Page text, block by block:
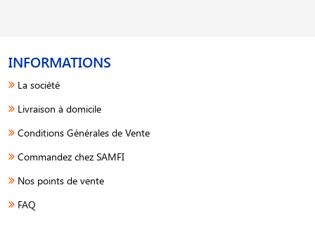
INFORMATIONS
La société
Livraison à domicile
Conditions Générales de Vente
Commandez chez SAMFI
Nos points de vente
FAQ